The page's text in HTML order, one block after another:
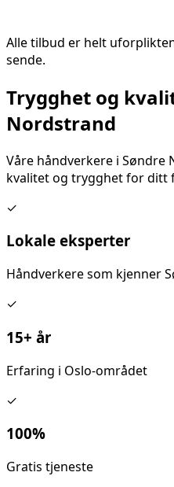
Alle tilbud er helt
sende.
Trygghet og
Nordstrand
Våre håndverkere i Søndre
kvalitet og trygghet for ditt
✓
Lokale eksperter
Håndverkere som kjenner
✓
15+ år
Erfaring i Oslo-området
✓
100%
Gratis tjeneste